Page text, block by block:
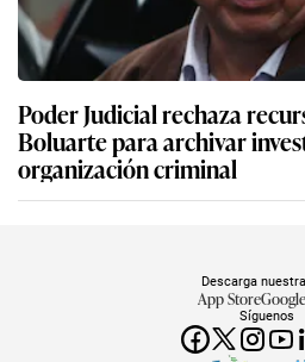
Poder Judicial rechaza
Boluarte para archivar
organización criminal
Síguenos
Descarga
App Store